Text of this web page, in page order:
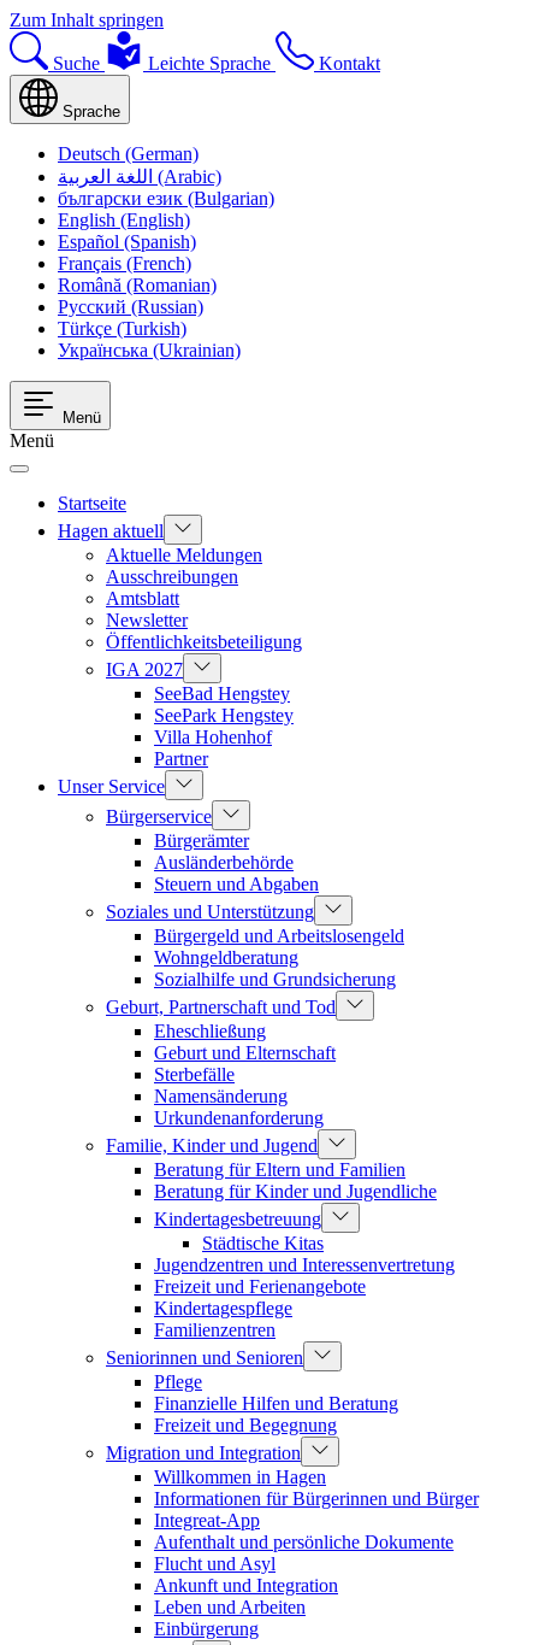
Zum Inhalt springen
Suche Leichte Sprache Kontakt
Sprache
Deutsch (German)
اللغة العربية (Arabic)
български език (Bulgarian)
English (English)
Español (Spanish)
Français (French)
Română (Romanian)
Русский (Russian)
Türkçe (Turkish)
Українська (Ukrainian)
Menü
Menü
Startseite
Hagen aktuell
Aktuelle Meldungen
Ausschreibungen
Amtsblatt
Newsletter
Öffentlichkeitsbeteiligung
IGA 2027
SeeBad Hengstey
SeePark Hengstey
Villa Hohenhof
Partner
Unser Service
Bürgerservice
Bürgerämter
Ausländerbehörde
Steuern und Abgaben
Soziales und Unterstützung
Bürgergeld und Arbeitslosengeld
Wohngeldberatung
Sozialhilfe und Grundsicherung
Geburt, Partnerschaft und Tod
Eheschließung
Geburt und Elternschaft
Sterbefälle
Namensänderung
Urkundenanforderung
Familie, Kinder und Jugend
Beratung für Eltern und Familien
Beratung für Kinder und Jugendliche
Kindertagesbetreuung
Städtische Kitas
Jugendzentren und Interessenvertretung
Freizeit und Ferienangebote
Kindertagespflege
Familienzentren
Seniorinnen und Senioren
Pflege
Finanzielle Hilfen und Beratung
Freizeit und Begegnung
Migration und Integration
Willkommen in Hagen
Informationen für Bürgerinnen und Bürger
Integreat-App
Aufenthalt und persönliche Dokumente
Flucht und Asyl
Ankunft und Integration
Leben und Arbeiten
Einbürgerung